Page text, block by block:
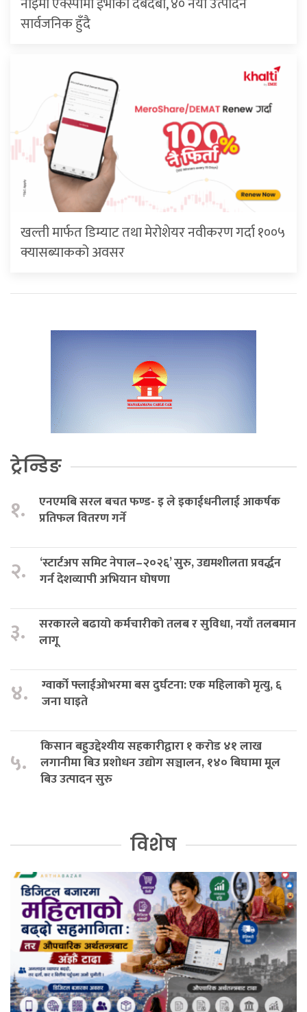
सार्वजनिक हुँदै
खल्ती मार्फत डिम्याट तथा मेरोशेयर नवीकरण गर्दा १००५
क्यासब्याकको अवसर
ट्रेन्डिङ
१.
एनएमबि सरल बचत फण्ड- इ ले इकाईधनीलाई आकर्षक
प्रतिफल वितरण गर्ने
२.
‘स्टार्टअप समिट नेपाल–२०२६’ सुरु, उद्यमशीलता प्रवर्द्धन
गर्न देशव्यापी अभियान घोषणा
३.
सरकारले बढायो कर्मचारीको तलब र सुविधा, नयाँ तलबमान
लागू
४.
ग्वार्को फ्लाईओभरमा बस दुर्घटना: एक महिलाको मृत्यु, ६
जना घाइते
५.
किसान बहुउद्देश्यीय सहकारीद्वारा १ करोड ४१ लाख
लगानीमा बिउ प्रशोधन उद्योग सञ्चालन, १४० बिघामा मूल
बिउ उत्पादन सुरु
विशेष